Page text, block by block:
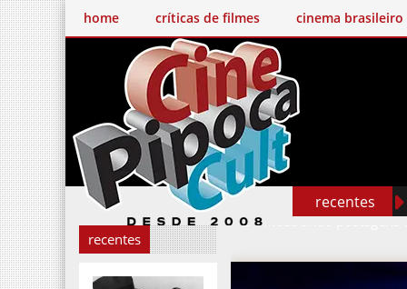
home críticas de filmes cinema brasileiro
recentes
recentes
Mostrando postagens